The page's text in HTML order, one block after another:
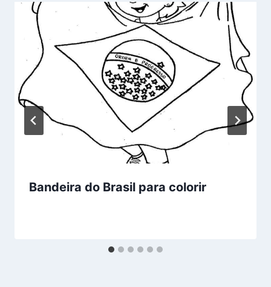
Bandeira do Brasil para colorir